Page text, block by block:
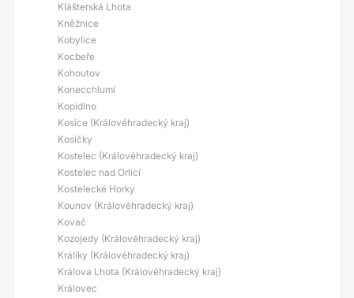
Klášterská Lhota
Kněžnice
Kobylice
Kocbeře
Kohoutov
Konecchlumí
Kopidlno
Kosice (Královéhradecký kraj)
Kosičky
Kostelec (Královéhradecký kraj)
Kostelec nad Orlicí
Kostelecké Horky
Kounov (Královéhradecký kraj)
Kovač
Kozojedy (Královéhradecký kraj)
Králíky (Královéhradecký kraj)
Králova Lhota (Královéhradecký kraj)
Královec